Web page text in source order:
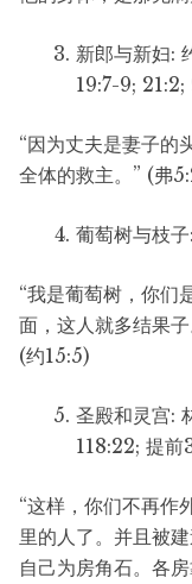
新郎与新妇:
19:7-9; 21:2;
“因为丈夫是妻子的
全体的救主。” (弗
葡萄树与枝
“我是葡萄树，你们
面，这人就多结果
(约15:5)
圣殿和灵宫:
118:22; 提前
“这样，你们不再作
里的人了。并且被
自己为房角石。各